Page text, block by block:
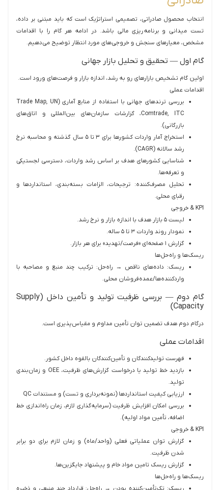
انتخاب محصول صادراتی، تصمیمی استراتژیک است که باید مبتنی بر داده،
تست میدانی و برنامه‌ریزی مالی باشد. در ادامه هر گام را با اقدامات
مشخص، معیارهای سنجش و خروجی‌های مورد انتظار توضیح می‌دهیم.
گام اول — تحقیق و تحلیل بازار جهانی
اولین گام تشخیص بازارهای رو به رشد، اندازه بازار و فرصت‌های ورود است.
اقدامات عملی
بررسی ترندهای جهانی با استفاده از منابع آماری (Trade Map, UN
Comtrade, ITC، گزارشات سازمان‌های بین‌المللی و اتاق‌های
بازرگانی).
استخراج آمار واردات کشورها برای ۳ تا ۵ سال گذشته و محاسبه نرخ
رشد سالانه (CAGR).
شناسایی کشورهای هدف بر اساس رشد واردات، دسترسی لجستیکی
و تعرفه‌ها.
تحلیل مصرف‌کننده: ترجیحات، الزامات بسته‌بندی، استانداردها و
رقبای محلی.
KPI & خروجی‌
لیست ۵ بازار هدف با اندازه بازار و نرخ رشد.
نمودار روند واردات ۳ تا ۵ ساله.
گزارش ۱ صفحه‌ای «فرصت/تهدید» برای هر بازار.
ریسک‌ها و راه‌حل‌ها
ریسک: داده‌های ناقص → راه‌حل: ترکیب چند منبع و مصاحبه با
واردکننده‌ها/عمده‌فروشان محلی.
گام دوم — بررسی ظرفیت تولید و تأمین داخل (Supply
Capacity)
درگام دوم هدف تضمین توان تأمین مداوم و مقیاس‌پذیری است.
اقدامات عملی
فهرست تولیدکنندگان و تأمین‌کنندگان بالقوه داخل کشور.
بازدید خط تولید یا درخواست گزارش‌های ظرفیت، OEE و زمان‌بندی
تولید.
ارزیابی کیفیت استانداردها (نمونه‌برداری و تست) و مستندات QC
بررسی امکان افزایش ظرفیت (سرمایه‌گذاری لازم، زمان راه‌اندازی خط
اضافه، تأمین مواد اولیه).
KPI & خروجی‌
گزارش توان عملیاتی فعلی (واحد/ماه) و زمان لازم برای دو برابر
شدن ظرفیت.
گزارش ریسک تامین مواد خام و پیشنهاد جایگزین‌ها.
ریسک‌ها و راه‌حل‌ها